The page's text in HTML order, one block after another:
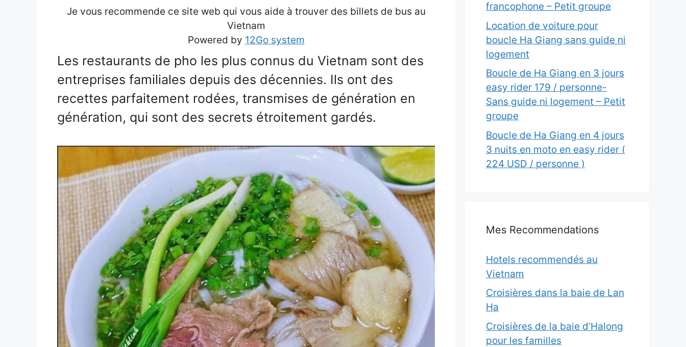
Je vous recommende ce site web qui vous aide à trouver des billets de bus au
Vietnam
Powered by 12Go system
Les restaurants de pho les plus connus du Vietnam sont des
entreprises familiales depuis des décennies. Ils ont des
recettes parfaitement rodées, transmises de génération en
génération, qui sont des secrets étroitement gardés.
francophone – Petit groupe
Location de voiture pour
boucle Ha Giang sans guide ni
logement
Boucle de Ha Giang en 3 jours
easy rider 179 / personne-
Sans guide ni logement – Petit
groupe
Boucle de Ha Giang en 4 jours
3 nuits en moto en easy rider (
224 USD / personne )
Mes Recommendations
Hotels recommendés au
Vietnam
Croisières dans la baie de Lan
Ha
Croisières de la baie d’Halong
pour les familles